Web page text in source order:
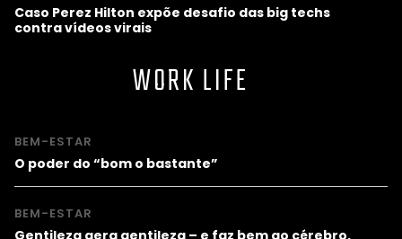
Caso Perez Hilton expõe desafio das big techs
contra vídeos virais
WORK LIFE
BEM-ESTAR
O poder do “bom o bastante”
BEM-ESTAR
Gentileza gera gentileza – e faz bem ao cérebro,